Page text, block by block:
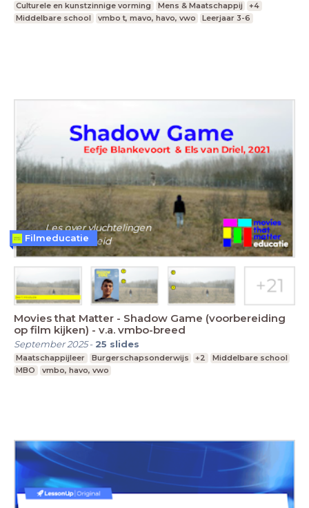
Culturele en kunstzinnige vorming Mens & Maatschappij
+4
Middelbare school
vmbo t, mavo, havo, vwo Leerjaar 3-6
Movies that Matter - Shadow Game (voorbereiding
op film kijken) - v.a. vmbo-breed
September 2025- 25 slides
Maatschappijleer Burgerschapsonderwijs +2
Middelbare school
MBO
vmbo, havo, vwo
Filmeducatie